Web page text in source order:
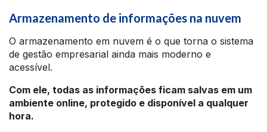
Armazenamento de informações na nuvem
O armazenamento em nuvem é o que torna o sistema
de gestão empresarial ainda mais moderno e
acessível.
Com ele, todas as informações ficam salvas em um
ambiente online, protegido e disponível a qualquer
hora.